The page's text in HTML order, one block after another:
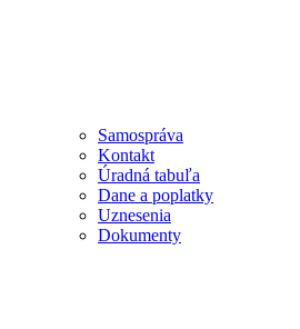
Samospráva
Kontakt
Úradná tabuľa
Dane a poplatky
Uznesenia
Dokumenty